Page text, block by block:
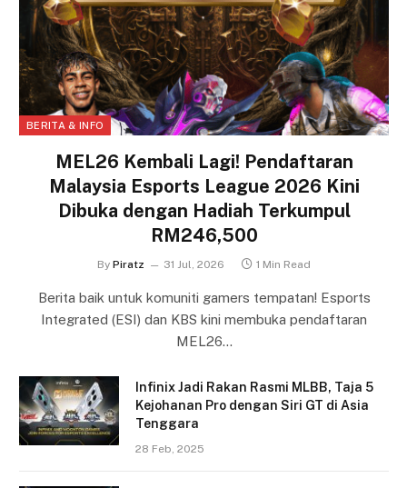
BERITA & INFO
MEL26 Kembali Lagi! Pendaftaran
Malaysia Esports League 2026 Kini
Dibuka dengan Hadiah Terkumpul
RM246,500
By Piratz 31 Jul, 2026 1 Min Read
Berita baik untuk komuniti gamers tempatan! Esports
Integrated (ESI) dan KBS kini membuka pendaftaran
MEL26…
Infinix Jadi Rakan Rasmi MLBB, Taja 5
Kejohanan Pro dengan Siri GT di Asia
Tenggara
28 Feb, 2025